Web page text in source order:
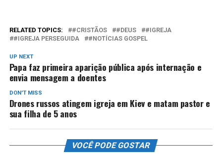
RELATED TOPICS: #CRISTÃOS #DEUS
#IGREJA
#IGREJA PERSEGUIDA
#NOTÍCIAS GOSPEL
UP NEXT
Papa faz primeira aparição pública após internação e
envia mensagem a doentes
DON'T MISS
Drones russos atingem igreja em Kiev e matam pastor e
sua filha de 5 anos
VOCÊ PODE GOSTAR